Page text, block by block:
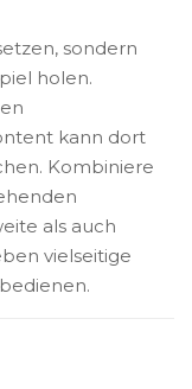
sondern
holen.
kann dort
Kombiniere
als auch
vielseitige